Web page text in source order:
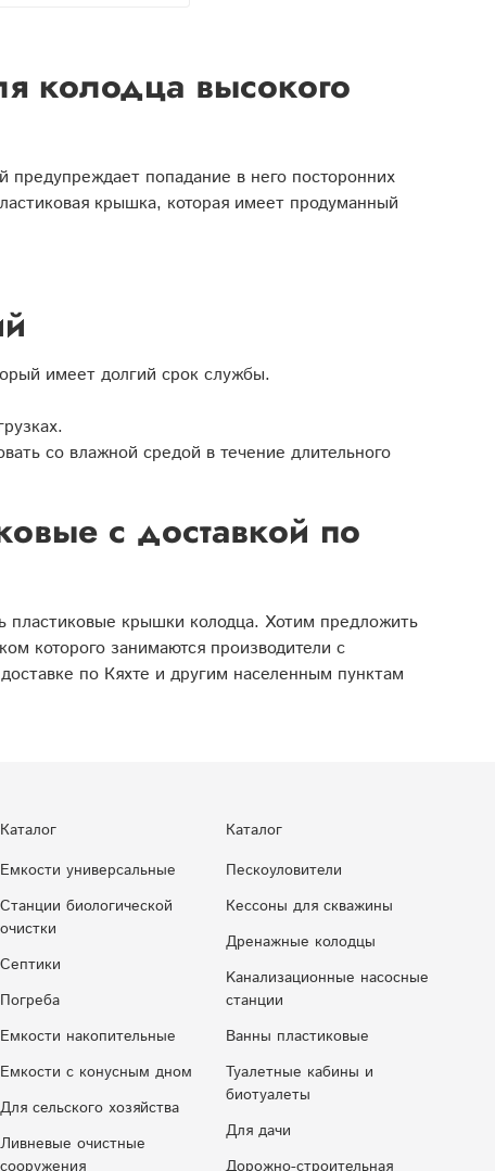
колодца высокого
попадание в него посторонних
крышка, которая имеет продуманный
имеет долгий срок службы.
со влажной средой в течение длительного
с доставкой по
крышки колодца. Хотим предложить
которого занимаются производители с
по Кяхте и другим населенным пунктам
Каталог
Емкости универсальные
Станции биологической
очистки
Септики
Погреба
Емкости накопительные
Eмкocти c кoнуcным днoм
Для сельского хозяйства
Ливневые очистные
Каталог
Пескоуловители
Кессоны для скважины
Дренажные колодцы
Kaнaлизaциoнныe нacocныe
cтaнции
Ванны пластиковые
Туалетные кабины и
биотуалеты
Для дачи